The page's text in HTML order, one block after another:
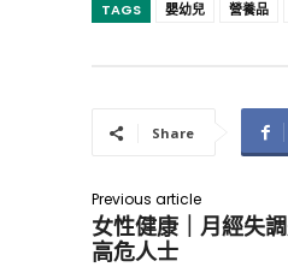
TAGS 嬰幼兒 營養品
Share
Previous article
女性健康｜月經失
高危人士